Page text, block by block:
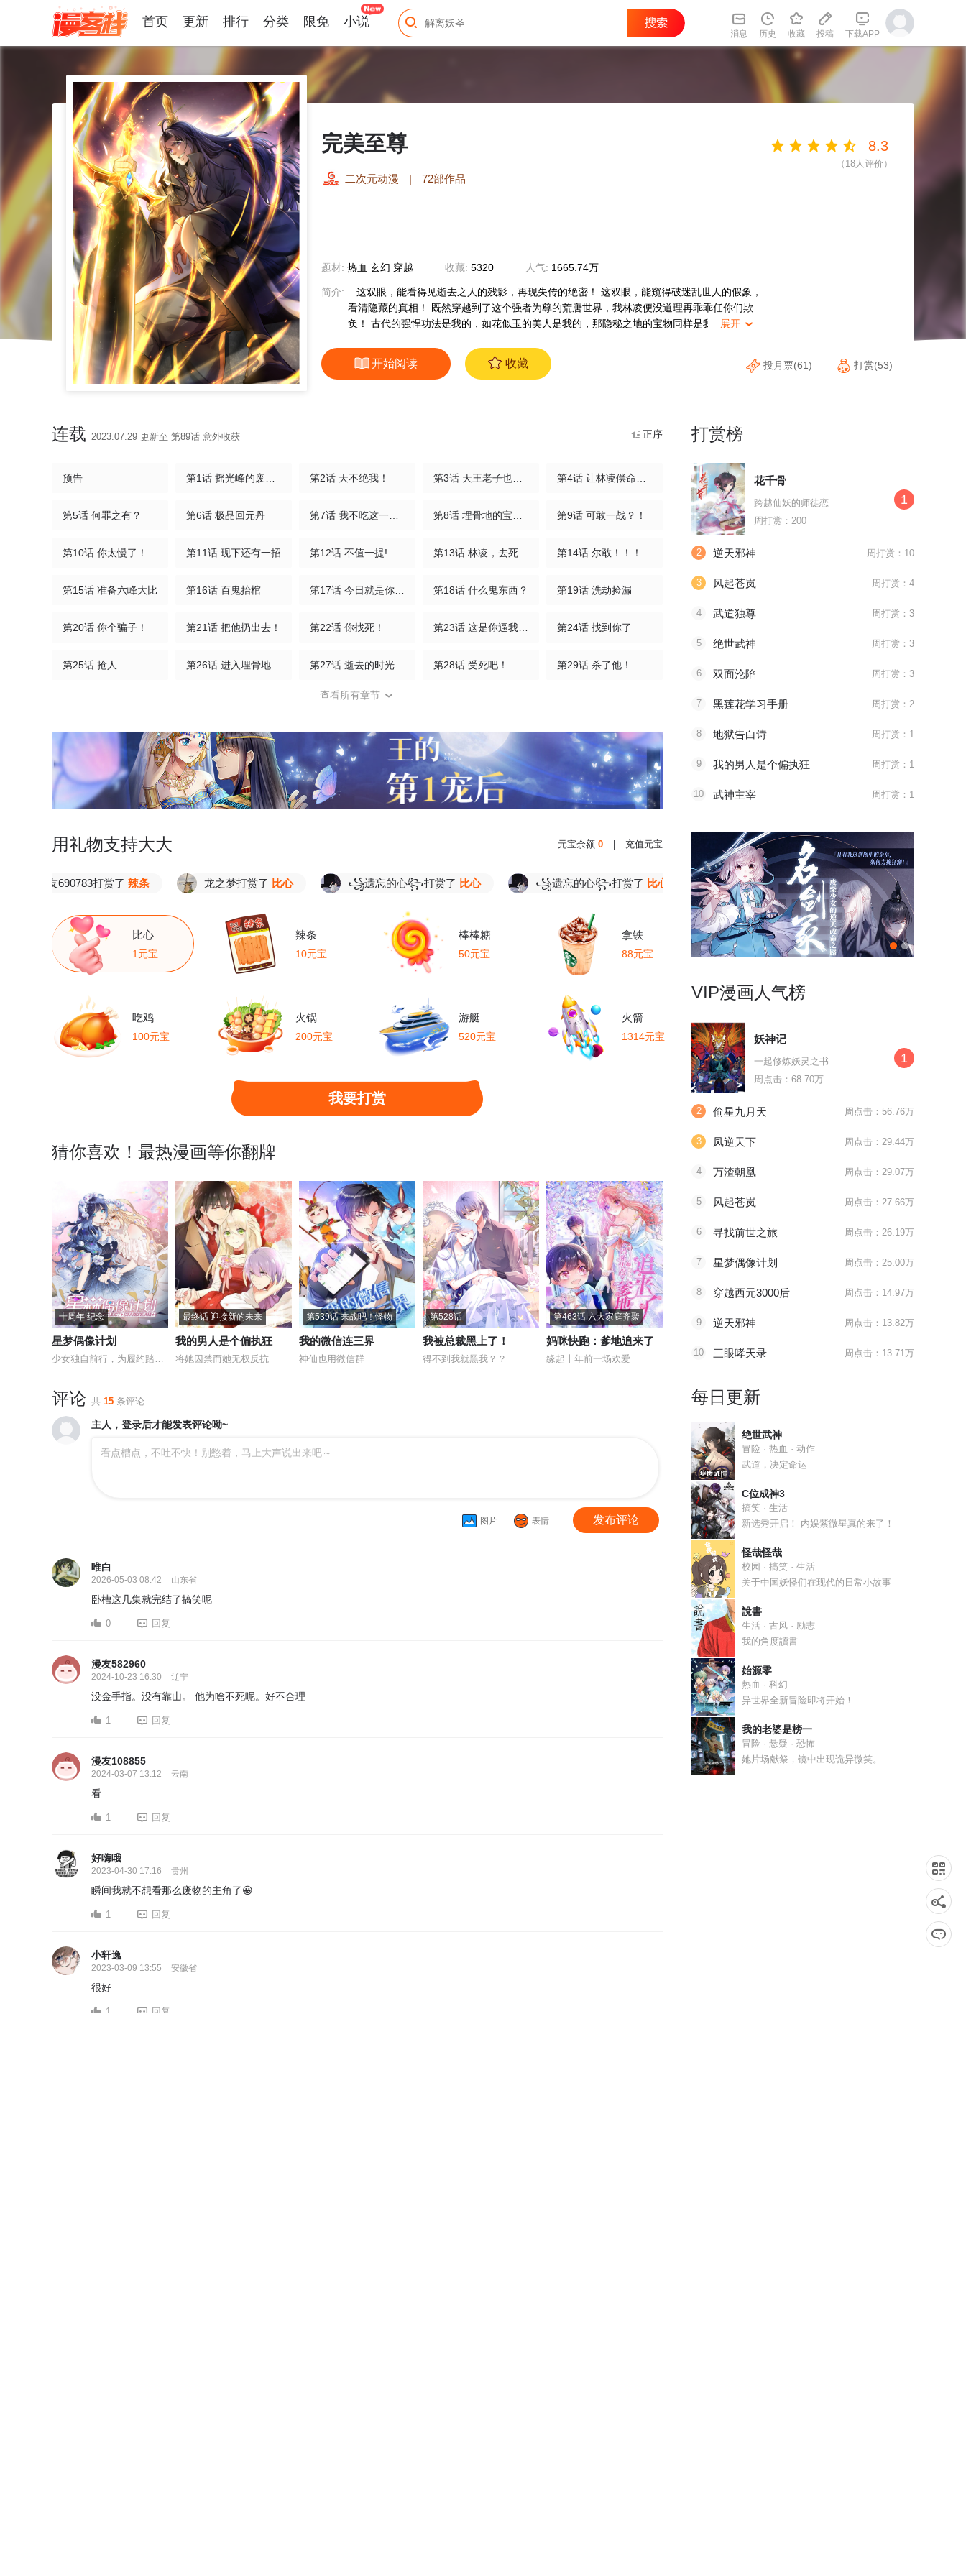
完美至尊
二次元动漫 | 72部作品
题材: 热血 玄幻 穿越 收藏: 5320 人气: 1665.74万
简介:
这双眼，能看得见逝去之人的残影，再现失传的绝密！ 这双眼，能窥得破迷乱世人的假象，
看清隐藏的真相！ 既然穿越到了这个强者为尊的荒唐世界，我林凌便没道理再乖乖任你们欺
负！ 古代的强悍功法是我的，如花似玉的美人是我的，那隐秘之地的宝物同样是我的！ 人不犯
展开 
开始阅读 收藏
8.3
（ 18人评价）
投月票(61) 打赏(53)
连载 2023.07.29 更新至 第89话 意外收获 正序
预告 第2话 天不绝我！
第5话 何罪之有？ 第6话 极品回元丹 第9话 可敢一战？！
第10话 你太慢了！ 第11话 现下还有一招 第12话 不值一提! 第14话 尔敢！！！
第15话 准备六峰大比 第16话 百鬼抬棺 第18话 什么鬼东西？ 第19话 洗劫捡漏
第20话 你个骗子！ 第21话 把他扔出去！ 第22话 你找死！ 第24话 找到你了
第25话 抢人 第26话 进入埋骨地 第27话 逝去的时光 第28话 受死吧！ 第29话 杀了他！
第32话 你敢？！！
第35话 陷阱 第36话 小心身后！ 第37话 这仇我记下了！ 第38话 试炼结束 第39话 给我破！
第40话 对战怒霸 第41话 何为九龙争霸 第42话 你敢？ 第43话 不敌 第44话 真是无聊
第50话 九幽天炎 第54话 太祖现身
第55话 团聚 第56话 希望你别后悔！ 第57话 老祖召见 第58话 以棋讲理 第59话 爷爷
第60话 宴会开始 第61话 两代弟子的战争 第63话 放开手脚打一场 第64话 再来！
第65话 御火本能 第66话 给我挡住！ 第69话 一个比一个横
第70话 蛮横的代价 第71话 黄雀在后 第74话 你们想做什么？
第75话 打上门！ 第76话 就是这个感觉！ 第77话 不可能！ 第78话 竖子尔敢！ 第79话 你想要的什么
第86话 林南山逼宫 第87话 林凌发难 第88话 奖励：浴火洗炼
查看所有章节
用礼物支持大大 元宝余额 0 充值元宝
漫友690783打赏了辣条 龙之梦打赏了比心 ꧁遗忘的心꧂打赏了比心 ꧁遗忘的心꧂打赏了比心 武打赏了比心 ꧁遗忘的心꧂打赏了
比心
1元宝
辣条
10元宝
棒棒糖
50元宝
拿铁
88元宝
吃鸡
100元宝
火锅
200元宝
游艇
520元宝
火箭
1314元宝
我要打赏
猜你喜欢！最热漫画等你翻牌
十周年 纪念
星梦偶像计划
少女独自前行，为履约踏上星途
最终话 迎接新的未来
我的男人是个偏执狂
将她囚禁而她无权反抗
第539话 来战吧！怪物
我的微信连三界
神仙也用微信群
第528话
我被总裁黑上了！
得不到我就黑我？？
第463话 六大家庭齐聚
妈咪快跑：爹地追来了
缘起十年前一场欢爱 简沫的结局会是....?
最终话 唯一的妻
衣冠禽兽的宠妻狂魔
评论 共 15 条评论
主人，登录后才能发表评论呦~
看点槽点，不吐不快！别憋着，马上大声说出来吧～
图片 表情 发布评论
唯白
2026-05-03 08:42 山东省
卧槽这几集就完结了搞笑呢
0 回复
漫友582960
2024-10-23 16:30 辽宁
没金手指。没有靠山。 他为啥不死呢。好不合理
1 回复
漫友108855
2024-03-07 13:12 云南
看
1 回复
好嗨哦
2023-04-30 17:16 贵州
瞬间我就不想看那么废物的主角了😀
1 回复
小轩逸
2023-03-09 13:55 安徽省
很好
1 回复
打赏榜
花千骨
跨越仙妖的师徒恋
周打赏：200
1
2 逆天邪神 周打赏：10
3 风起苍岚 周打赏：4
4 武道独尊 周打赏：3
5 绝世武神 周打赏：3
6 双面沦陷 周打赏：3
7 黑莲花学习手册 周打赏：2
8 地狱告白诗 周打赏：1
9 我的男人是个偏执狂 周打赏：1
10 武神主宰 周打赏：1
VIP漫画人气榜
妖神记
一起修炼妖灵之书
周点击：68.70万
1
2 偷星九月天 周点击：56.76万
3 凤逆天下 周点击：29.44万
4 万渣朝凰 周点击：29.07万
5 风起苍岚 周点击：27.66万
6 寻找前世之旅 周点击：26.19万
7 星梦偶像计划 周点击：25.00万
8 穿越西元3000后 周点击：14.97万
9 逆天邪神 周点击：13.82万
10 三眼哮天录 周点击：13.71万
每日更新
绝世武神
冒险 · 热血 · 动作
武道，决定命运
C位成神3
搞笑 · 生活
新选秀开启！ 内娱紫微星真的来了！
怪哉怪哉
校园 · 搞笑 · 生活
关于中国妖怪们在现代的日常小故事
說書
生活 · 古风 · 励志
我的角度讀書
始源零
热血 · 科幻
异世界全新冒险即将开始！
我的老婆是榜一
冒险 · 悬疑 · 恐怖
她片场献祭，镜中出现诡异微笑。
首页 更新 排行 分类 限免 小说
消息 历史 收藏 投稿 下载APP